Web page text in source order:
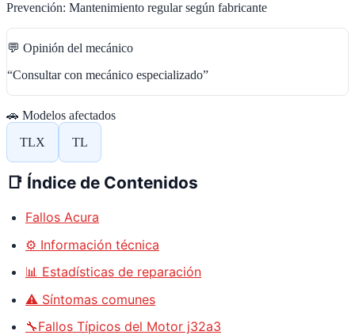
Prevención: Mantenimiento regular según fabricante
💬 Opinión del mecánico
“Consultar con mecánico especializado”
🚗 Modelos afectados
TLX
TL
📑 Índice de Contenidos
Fallos Acura
⚙️ Información técnica
📊 Estadísticas de reparación
⚠️ Síntomas comunes
🔧Fallos Típicos del Motor j32a3